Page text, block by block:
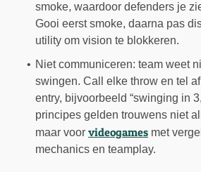
smoke, waardoor defenders je
Gooi eerst smoke, daarna pas
utility om vision te blokkeren.
Niet communiceren: team weet
swingen. Call elke throw en tel
entry, bijvoorbeeld “swinging in
principes gelden trouwens niet
maar voor videogames met
mechanics en teamplay.